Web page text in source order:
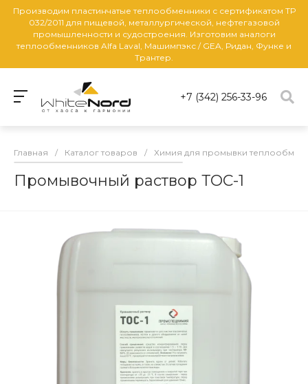
Производим пластинчатые теплообменники с сертификатом ТР
032/2011 для пищевой, металлургической, нефтегазовой
промышленности и судостроения. Изготовим аналоги
теплообменников Alfa Laval, Машимпэкс / GEA, Ридан, Функе и
Трантер.
+7 (342) 256-33-96
Главная / Каталог товаров / Химия для промывки
Промывочный раствор ТОС-1